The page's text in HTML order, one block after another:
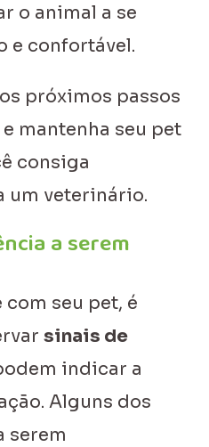
o animal a se
e confortável.
próximos passos
mantenha seu pet
consiga
um veterinário.
a serem
seu pet, é
sinais de
indicar a
Alguns dos
serem